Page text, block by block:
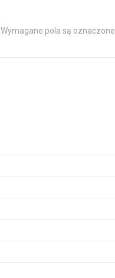
Wymagane pola są oznaczone